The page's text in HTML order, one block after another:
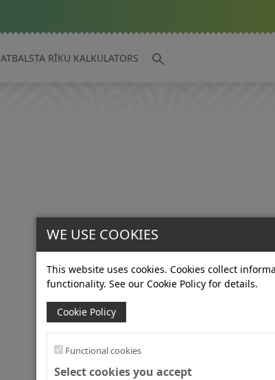
ATBALSTA RĪKU KALKULATORS
WE USE COOKIES
This website uses cookies. Cookies collect
functionality. See our Cookie Policy for details.
Cookie Policy
Functional cookies
Select cookies you accept